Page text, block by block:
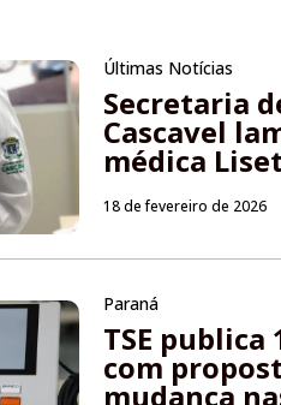
Últimas Notícias
Secretaria
Cascavel
médica
18 de fevereiro de 2026
Paraná
TSE
com
mudança